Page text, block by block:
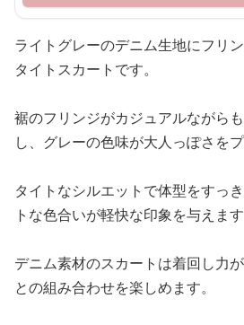
ライトグレーのデニム生地にフリ
タイトスカートです。
裾のフリンジがカジュアルながら
し、グレーの色味が大人っぽさをプ
タイトなシルエットで体型をすっ
トな色合いが軽快な印象を与えます
デニム素材のスカートは着回し力
との組み合わせを楽しめます。